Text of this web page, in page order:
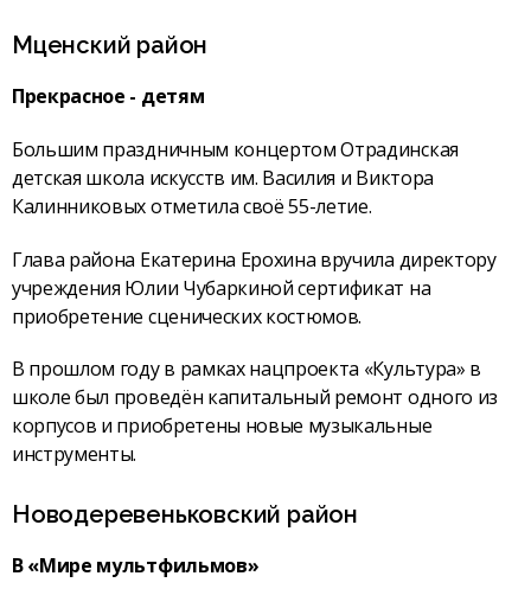
Мценский район
Прекрасное - детям
Большим праздничным концертом Отрадинская
детская школа искусств им. Василия и Виктора
Калинниковых отметила своё 55-летие.
Глава района Екатерина Ерохина вручила директору
учреждения Юлии Чубаркиной сертификат на
приобретение сценических костюмов.
В прошлом году в рамках нацпроекта «Культура» в
школе был проведён капитальный ремонт одного из
корпусов и приобретены новые музыкальные
инструменты.
Новодеревеньковский район
В «Мире мультфильмов»